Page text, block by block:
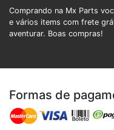
Comprando na Mx Parts
e vários items com frete
aventurar. Boas compras!
Formas de